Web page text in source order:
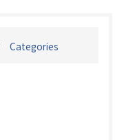
Categories